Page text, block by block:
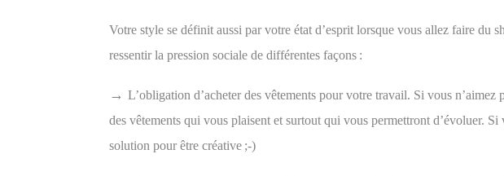
Votre style se définit aussi par votre état d’esprit lorsque vous allez faire du
ressentir la pression sociale de différentes façons :
→L’obligation d’acheter des vêtements pour votre travail. Si vous n’aimez
des vêtements qui vous plaisent et surtout qui vous permettront d’évoluer.
solution pour être créative ;-)